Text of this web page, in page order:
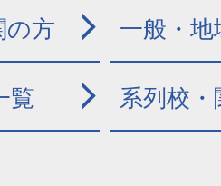
の方 一般・地
覧 系列校